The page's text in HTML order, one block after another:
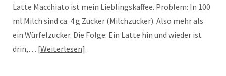
Latte Macchiato ist mein Lieblingskaffee. Problem: In 100
ml Milch sind ca. 4 g Zucker (Milchzucker). Also mehr als
ein Würfelzucker. Die Folge: Ein Latte hin und wieder ist
drin,… Weiterlesen